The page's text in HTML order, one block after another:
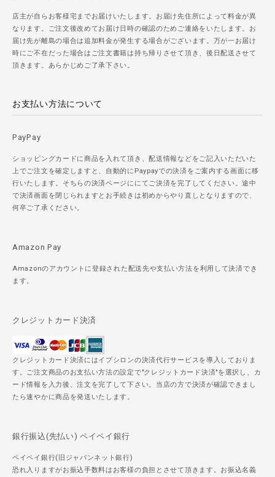
店主が自らお客様宅までお届けいたします。お届け先住所によって料金が異
なります。ご注文後改めてお届け日時の確認のためご連絡をいたします。お
届け先が離島の場合は追加料金が発生する場合がございます。万が一お届け
時にご不在だった場合はご注文書籍は持ち帰りさせて頂き、後日配送させて
頂きます。あらかじめご了承下さい。
お支払い方法について
PayPay
ショッピングカードに商品を入れて頂き、配送情報などをご記入いただいた
上でご注文を確定しますと、自動的にPaypayでの決済をご案内する画面に移
行いたします。そちらの決済ページににてご決済を完了してください。途中
で決済画面を閉じられますとお手続きは初めからやり直しとなりますので、
何卒ご了承ください。
Amazon Pay
Amazonのアカウントに登録された配送先や支払い方法を利用して決済でき
ます。
クレジットカード決済
クレジットカード決済にはイプシロンの決済代行サービスを導入しておりま
す。ご注文商品のお支払い方法の設定で"クレジットカード決済"を選択し、カ
ード情報を入力後、注文を完了して下さい。当店の方で決済が確認できまし
たら速やかに商品を発送いたします。
銀行振込(先払い) ペイペイ銀行
ペイペイ銀行(旧ジャパンネット銀行)
恐れ入りますがお振込手数料はお客様の負担とさせて頂きます。お振込名義